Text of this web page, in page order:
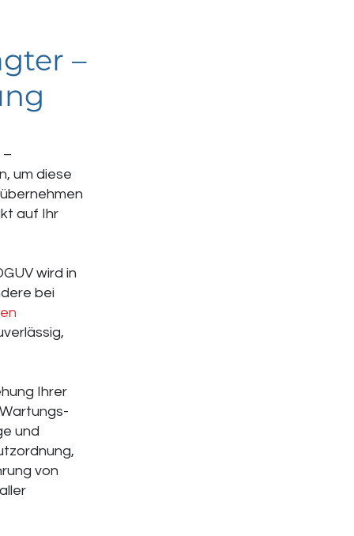
–
–
um diese
übernehmen
auf Ihr
wird in
bei
Ihrer
und
von